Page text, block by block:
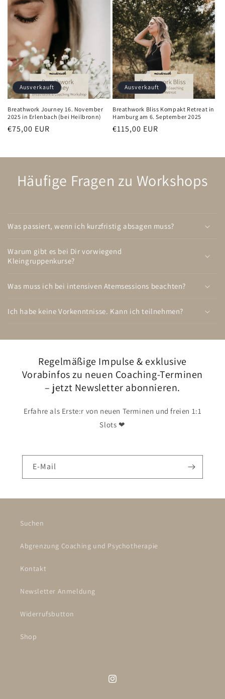
Ausverkauft
Breathwork Journey 16. November
2025 in Erlenbach (bei Heilbronn)
Normaler
€75,00 EUR
Ausverkauft
Breathwork Bliss Kompakt Retreat in
Hamburg am 6. September 2025
Normaler
€115,00 EUR
Häufige Fragen zu Workshops
Was passiert, wenn ich kurzfristig absagen muss?
Warum gibt es bei Dir vorwiegend
Kleingruppenkurse?
Was muss ich bei intensiven Atemsessions beachten?
Ich habe keine Vorkenntnisse. Kann ich teilnehmen?
Regelmäßige Impulse & exklusive
Vorabinfos zu neuen Coaching-Terminen
– jetzt Newsletter abonnieren.
Erfahre als Erste:r von neuen Terminen und freien 1:1
Slots ❤
E-Mail
Suchen
Abgrenzung Coaching und Psychotherapie
Kontakt
Newsletter Anmeldung
Widerrufsbutton
Shop
Instagram